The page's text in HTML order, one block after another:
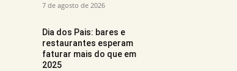
7 de agosto de 2026
Dia dos Pais: bares e
restaurantes esperam
faturar mais do que em
2025